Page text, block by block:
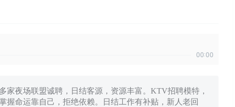
00:00
家夜场联盟诚聘，日结客源，资源丰富。KTV招聘模特，
握命运靠自己，拒绝依赖。日结工作有补贴，新人老回